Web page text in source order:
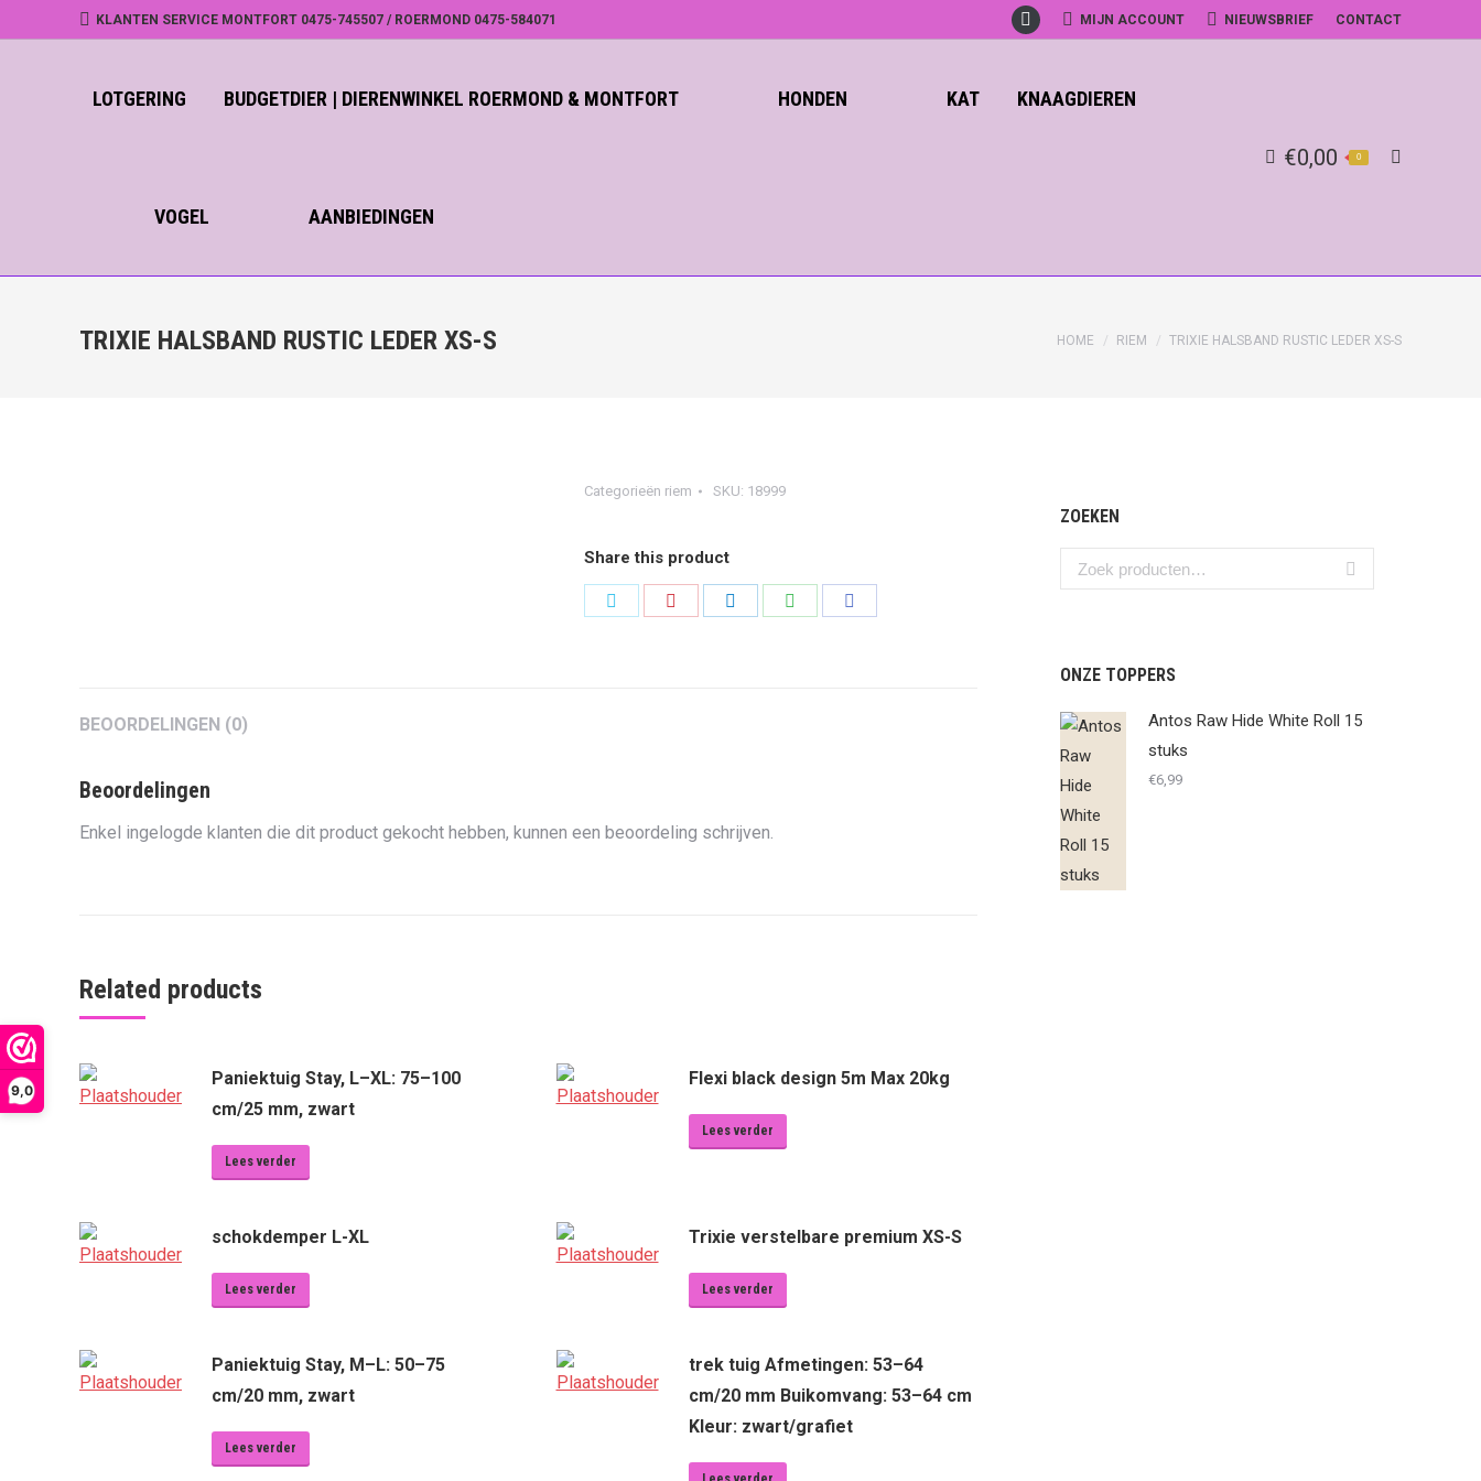
9,0
KLANTEN SERVICE MONTFORT 0475-745507 / ROERMOND 0475-584071
Facebook
MIJN ACCOUNT NIEUWSBRIEF CONTACT
LOTGERING BUDGETDIER | DIERENWINKEL ROERMOND & MONTFORT HONDEN KAT KNAAGDIEREN
VOGEL AANBIEDINGEN
€0,00 0 Search:
TRIXIE HALSBAND RUSTIC LEDER XS-S HOME RIEM TRIXIE HALSBAND RUSTIC LEDER XS-S
Categorieën riem SKU: 18999
Share this product
BEOORDELINGEN (0)
Beoordelingen
Enkel ingelogde klanten die dit product gekocht hebben, kunnen een beoordeling schrijven.
Related products
Paniektuig Stay, L–XL: 75–100
cm/25 mm, zwart
Lees verder
Flexi black design 5m Max 20kg
Lees verder
schokdemper L-XL
Lees verder
Trixie verstelbare premium XS-S
Lees verder
Paniektuig Stay, M–L: 50–75
cm/20 mm, zwart
Lees verder
trek tuig Afmetingen: 53–64
cm/20 mm Buikomvang: 53–64 cm
Kleur: zwart/grafiet
ZOEKEN
ONZE TOPPERS
Antos Raw Hide White Roll 15
stuks
€6,99